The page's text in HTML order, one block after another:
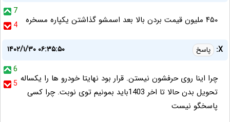
7
4
۴۵۰ ملیون قیمت بردن بالا بعد اسمشو گذاشتن یکپاره مسخره
X: پاسخ
۱۴۰۲/۱/۳۰ ۰۶:۳۵:۵۰
6
5 چرا اینا روی حرفشون نیستن. قرار بود نهایتا خودرو ها را یکساله
تحویل بدن حالا تا اخر 1403باید بمونیم توی نوبت. چرا کسی
پاسخگو نیست